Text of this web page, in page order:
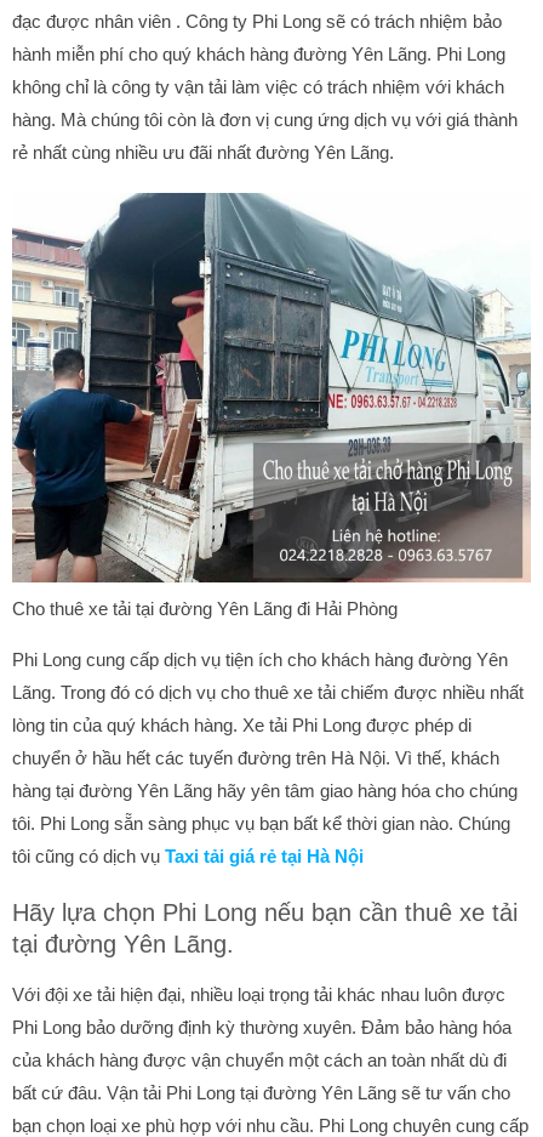
đạc được nhân viên . Công ty Phi Long sẽ có trách nhiệm bảo
hành miễn phí cho quý khách hàng đường Yên Lãng. Phi Long
không chỉ là công ty vận tải làm việc có trách nhiệm với khách
hàng. Mà chúng tôi còn là đơn vị cung ứng dịch vụ với giá thành
rẻ nhất cùng nhiều ưu đãi nhất đường Yên Lãng.
Cho thuê xe tải tại đường Yên Lãng đi Hải Phòng
Phi Long cung cấp dịch vụ tiện ích cho khách hàng đường Yên
Lãng. Trong đó có dịch vụ cho thuê xe tải chiếm được nhiều nhất
lòng tin của quý khách hàng. Xe tải Phi Long được phép di
chuyển ở hầu hết các tuyến đường trên Hà Nội. Vì thế, khách
hàng tại đường Yên Lãng hãy yên tâm giao hàng hóa cho chúng
tôi. Phi Long sẵn sàng phục vụ bạn bất kể thời gian nào. Chúng
tôi cũng có dịch vụ Taxi tải giá rẻ tại Hà Nội
Hãy lựa chọn Phi Long nếu bạn cần thuê xe tải
tại đường Yên Lãng.
Với đội xe tải hiện đại, nhiều loại trọng tải khác nhau luôn được
Phi Long bảo dưỡng định kỳ thường xuyên. Đảm bảo hàng hóa
của khách hàng được vận chuyển một cách an toàn nhất dù đi
bất cứ đâu. Vận tải Phi Long tại đường Yên Lãng sẽ tư vấn cho
bạn chọn loại xe phù hợp với nhu cầu. Phi Long chuyên cung cấp